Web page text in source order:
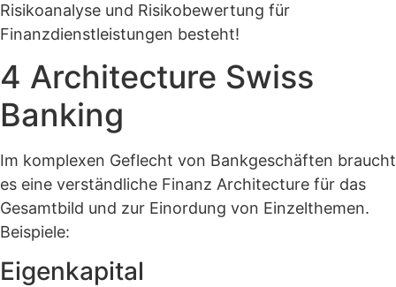
Risikoanalyse und Risikobewertung für
Finanzdienstleistungen besteht!
4 Architecture Swiss
Banking
Im komplexen Geflecht von Bankgeschäften braucht
es eine verständliche Finanz Architecture für das
Gesamtbild und zur Einordung von Einzelthemen.
Beispiele:
Eigenkapital